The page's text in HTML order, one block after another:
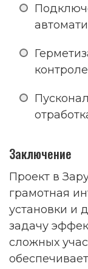
Заключение
Проект в
грамотная
установки и
задачу
сложных